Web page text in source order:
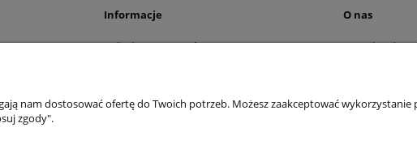
Informacje
Polityka prywatności
O nas
Kontakt i
262 Kolonia Borek | NIP: 5731439888 | Telefon:
nam dostosować ofertę do Twoich potrzeb. Możesz zaakceptować wykorzystanie
zgody".